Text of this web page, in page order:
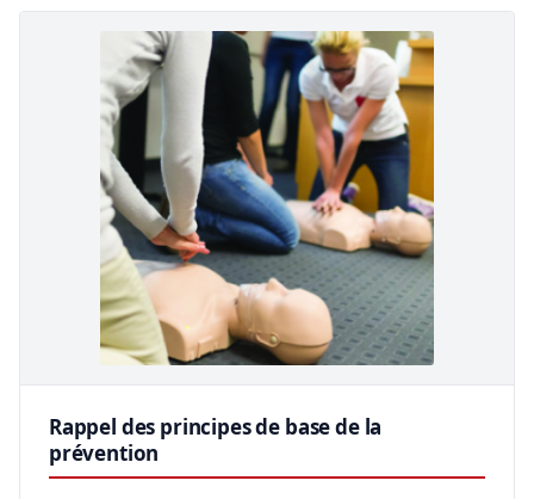
Rappel des principes de base de la
prévention